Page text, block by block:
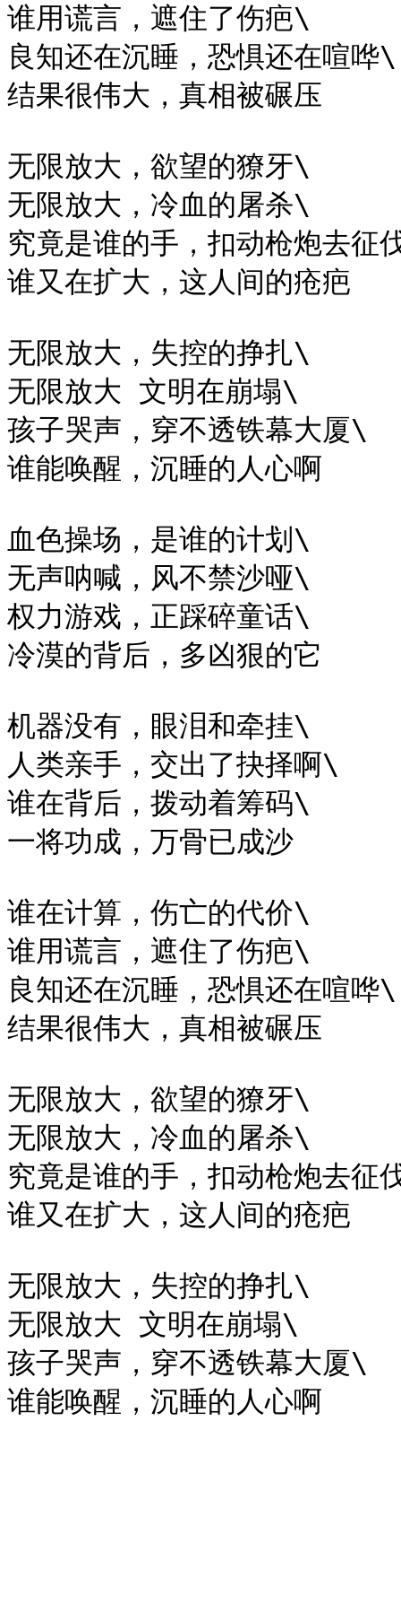
谁用谎言，遮住了伤疤\
良知还在沉睡，恐惧还在喧哗\
结果很伟大，真相被碾压
无限放大，欲望的獠牙\
无限放大，冷血的屠杀\
究竟是谁的手，扣动枪炮去征
谁又在扩大，这人间的疮疤
无限放大，失控的挣扎\
无限放大 文明在崩塌\
孩子哭声，穿不透铁幕大厦\
谁能唤醒，沉睡的人心啊
血色操场，是谁的计划\
无声呐喊，风不禁沙哑\
权力游戏，正踩碎童话\
冷漠的背后，多凶狠的它
机器没有，眼泪和牵挂\
人类亲手，交出了抉择啊\
谁在背后，拨动着筹码\
一将功成，万骨已成沙
谁在计算，伤亡的代价\
谁用谎言，遮住了伤疤\
良知还在沉睡，恐惧还在喧哗\
结果很伟大，真相被碾压
无限放大，欲望的獠牙\
无限放大，冷血的屠杀\
究竟是谁的手，扣动枪炮去征
谁又在扩大，这人间的疮疤
无限放大，失控的挣扎\
无限放大 文明在崩塌\
孩子哭声，穿不透铁幕大厦\